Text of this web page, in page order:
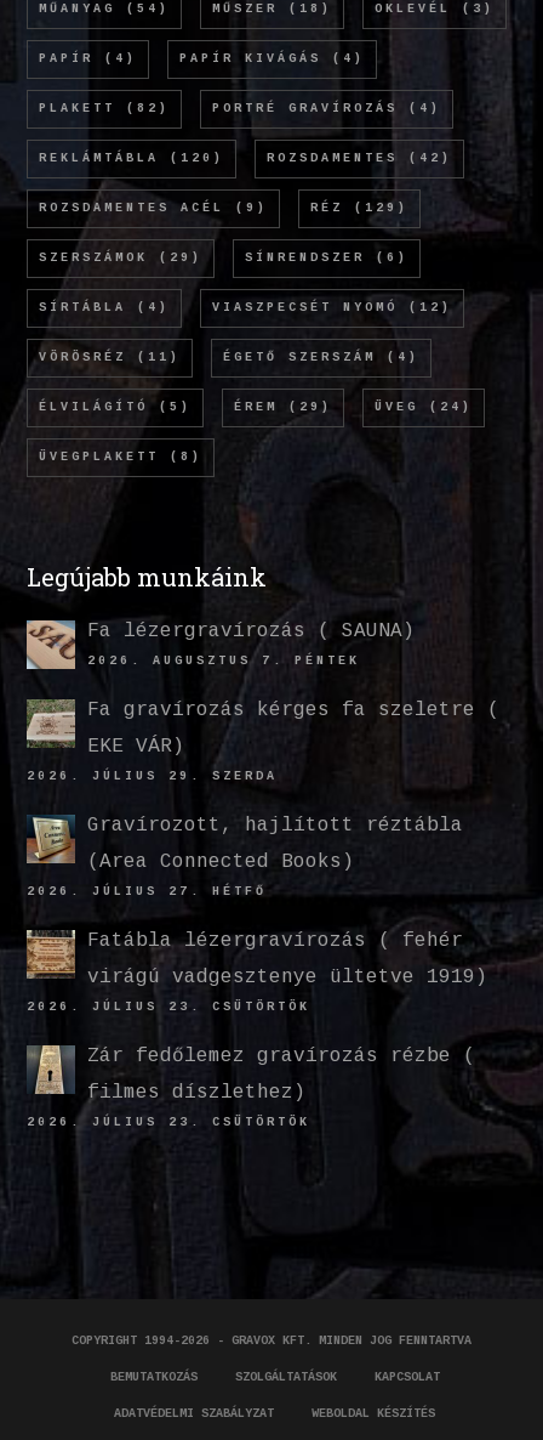
MŰANYAG (54) MŰSZER (18) OKLEVÉL (3)
PAPÍR (4) PAPÍR KIVÁGÁS (4)
PLAKETT (82) PORTRÉ GRAVÍROZÁS (4)
REKLÁMTÁBLA (120) ROZSDAMENTES (42)
ROZSDAMENTES ACÉL (9) RÉZ (129)
SZERSZÁMOK (29) SÍNRENDSZER (6)
SÍRTÁBLA (4) VIASZPECSÉT NYOMÓ (12)
VÖRÖSRÉZ (11) ÉGETŐ SZERSZÁM (4)
ÉLVILÁGÍTÓ (5) ÉREM (29) ÜVEG (24)
ÜVEGPLAKETT (8)
Legújabb munkáink
Fa lézergravírozás ( SAUNA)
2026. AUGUSZTUS 7. PÉNTEK
Fa gravírozás kérges fa szeletre (
EKE VÁR)
2026. JÚLIUS 29. SZERDA
Gravírozott, hajlított réztábla
(Area Connected Books)
2026. JÚLIUS 27. HÉTFŐ
Fatábla lézergravírozás ( fehér
virágú vadgesztenye ültetve 1919)
2026. JÚLIUS 23. CSÜTÖRTÖK
Zár fedőlemez gravírozás rézbe (
filmes díszlethez)
2026. JÚLIUS 23. CSÜTÖRTÖK
COPYRIGHT 1994-2026 - GRAVOX KFT. MINDEN JOG FENNTARTVA
BEMUTATKOZÁS SZOLGÁLTATÁSOK KAPCSOLAT
ADATVÉDELMI SZABÁLYZAT WEBOLDAL KÉSZÍTÉS